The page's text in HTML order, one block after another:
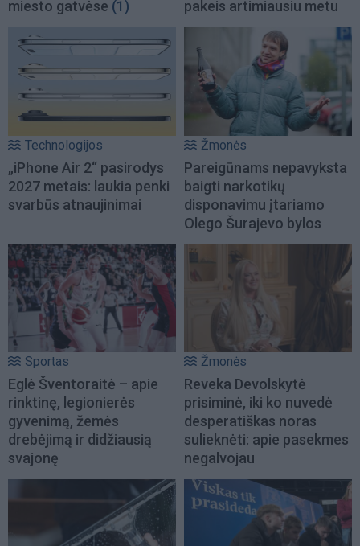
miesto gatvėse (1) pakeis artimiausiu metu
Technologijos
„iPhone Air 2“ pasirodys
2027 metais: laukia penki
svarbūs atnaujinimai
Žmonės
Pareigūnams nepavyksta
baigti narkotikų
disponavimu įtariamo
Olego Šurajevo bylos
Sportas
Eglė Šventoraitė – apie
rinktinę, legionierės
gyvenimą, žemės
drebėjimą ir didžiausią
svajonę
Žmonės
Reveka Devolskytė
prisiminė, iki ko nuvedė
desperatiškas noras
sulieknėti: apie pasekmes
negalvojau